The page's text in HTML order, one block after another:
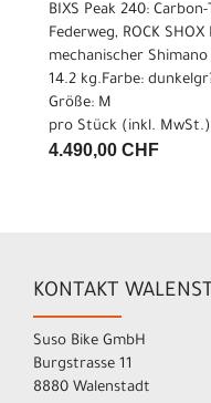
BIXS Peak 240:
Federweg, ROCK
mechanischer
14.2 kg.Farbe:
Größe: M
pro Stück (inkl. MwSt.)
4.490,00 CHF
KONTAKT
Suso Bike GmbH
Burgstrasse 11
8880 Walenstadt